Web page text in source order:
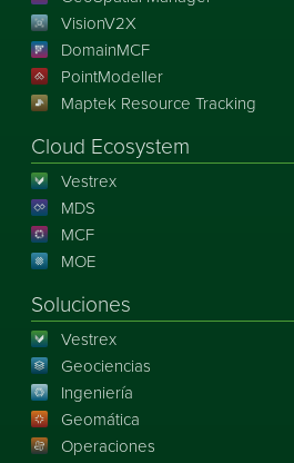
VisionV2X
DomainMCF
PointModeller
Maptek Resource Tracking
Cloud Ecosystem
Vestrex
MDS
MCF
MOE
Soluciones
Vestrex
Geociencias
Ingeniería
Geomática
Operaciones